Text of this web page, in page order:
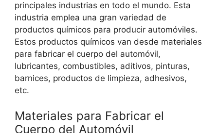
principales industrias en todo el mundo. Esta
industria emplea una gran variedad de
productos químicos para producir automóviles.
Estos productos químicos van desde materiales
para fabricar el cuerpo del automóvil,
lubricantes, combustibles, aditivos, pinturas,
barnices, productos de limpieza, adhesivos,
etc.
Materiales para Fabricar el
Cuerpo del Automóvil